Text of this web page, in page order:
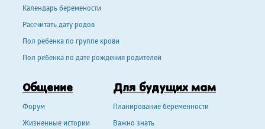
Календарь беремености
Рассчитать дату родов
Пол ребенка по группе крови
Пол ребенка по дате рождения родителей
Общение
Форум
Жизненные истории
Для будущих мам
Планирование беременности
Важно знать